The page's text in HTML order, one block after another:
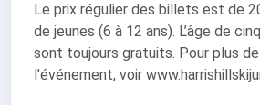
Le prix régulier des billets est de
de jeunes (6 à 12 ans). L’âge de
sont toujours gratuits. Pour plus
l’événement, voir